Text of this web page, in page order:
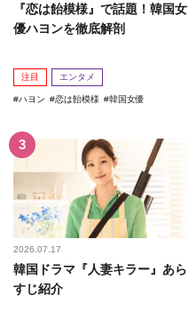
『恋は飴模様』で話題！韓国女
優ハヨンを徹底解剖
注目 エンタメ
ハヨン 恋は飴模様 韓国女優
2026.07.17
韓国ドラマ『人妻キラー』あら
すじ紹介